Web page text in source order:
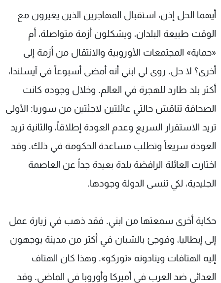
أيهما الحل إذن، استقبال المهاجرين الذين يغيرون مع
الوقت طبيعة البلدان، ويشكلون أزمة متواصلة، أم
«حماية» المجتمعات الأوروبية والانتقال من أزمة إلى
أخرى؟ لا حل. روى لي ابني أنه أمضى أسبوعاً في آيسلندا،
أكثر بلد طارد للهجرة في العالم. وخلال وجوده كانت
الصحافة تناقش حالتي عائلتين لاجئتين من سوريا: الأولى
تريد الاستقرار السريع وعدم العودة إطلاقاً، والثانية تريد
العودة سريعاً وتطلب مساعدة الحكومة في ذلك. وقد
اختارت العائلة الرافضة بلدة بعيدة جداً عن العاصمة
الجليدية، لكي تنسى الدولة وجودها.
حكاية أخرى سمعتها من ابني. فقد ذهب في زيارة عمل
إلى إيطاليا، وفوجئ بالشبان في أكثر من مدينة يوجهون
إليه الهتافات وينادونه «توركو». وهذا كان الهتاف
العدائي ضد العرب في أميركا وأوروبا في الماضي. وقد